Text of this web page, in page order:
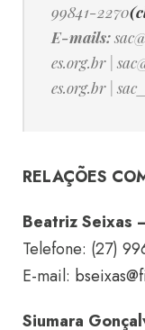
99841-2270
E-mails:
es.org.br|
es.org.br|
RELAÇÕES
Beatriz Seixas
Telefone: (27)
E-mail:
Siumara